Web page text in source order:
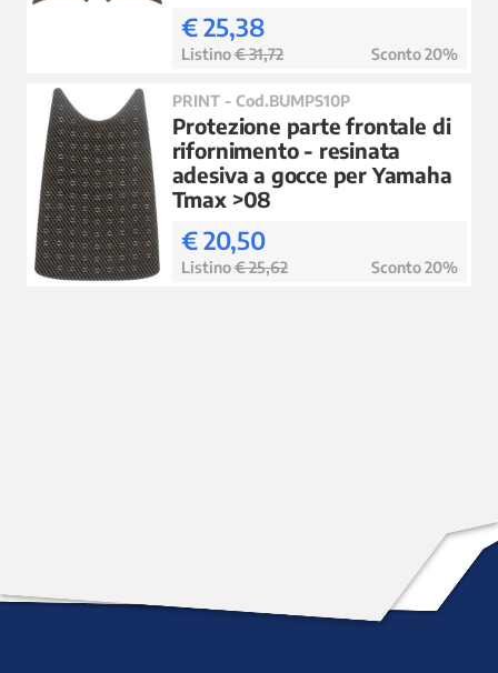
€ 25,38
Listino€ 31,72 Sconto 20%
PRINT - Cod.BUMPS10P
Protezione parte frontale di
rifornimento - resinata
adesiva a gocce per Yamaha
Tmax >08
€ 20,50
Listino€ 25,62 Sconto 20%